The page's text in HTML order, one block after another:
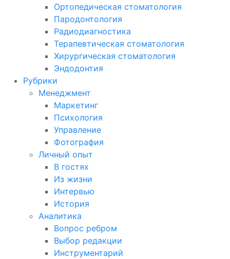
Ортопедическая стоматология
Пародонтология
Радиодиагностика
Терапевтическая стоматология
Хирургическая стоматология
Эндодонтия
Рубрики
Менеджмент
Маркетинг
Психология
Управление
Фотография
Личный опыт
В гостях
Из жизни
Интервью
История
Аналитика
Вопрос ребром
Выбор редакции
Инструментарий